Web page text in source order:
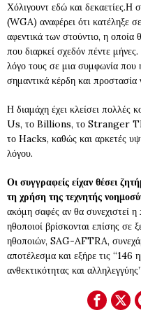
Χόλιγουντ εδώ και δεκαετίες.Η
(WGA) αναφέρει ότι κατέληξε
αφεντικά των στούντιο, η οποία
που διαρκεί σχεδόν πέντε
λόγο τους σε μια συμφωνία που
σημαντικά κέρδη και προστασία
Η διαμάχη έχει κλείσει
Us, το Billions, το Stranger
το Hacks, καθώς και αρκετές
λόγου.
Οι συγγραφείς είχαν θέσει
τη χρήση της τεχνητής
ακόμη σαφές αν θα συνεχιστεί
ηθοποιοί βρίσκονται επίσης σε
ηθοποιών, SAG-AFTRA,
αποτέλεσμα και εξήρε τις “146
ανθεκτικότητας και